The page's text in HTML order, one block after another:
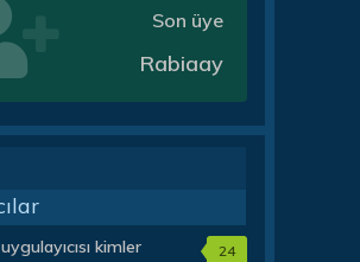
Son üye
Rabiaay
kimler
24